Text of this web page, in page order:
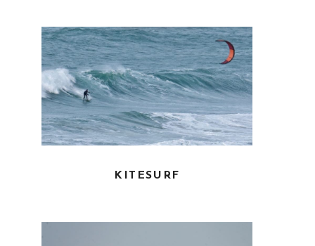
KITESURF